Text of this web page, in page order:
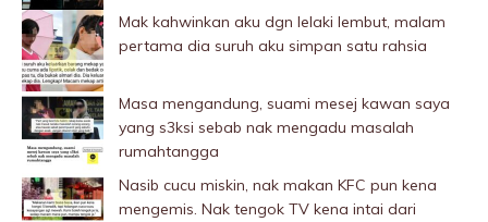
Mak kahwinkan aku dgn lelaki Iembut, malam
pertama dia suruh aku simpan satu rahsia
Masa mengandung, suami mesej kawan saya
yang s3ksi sebab nak mengadu masalah
rumahtangga
Nasib cucu miskin, nak makan KFC pun kena
mengemis. Nak tengok TV kena intai dari